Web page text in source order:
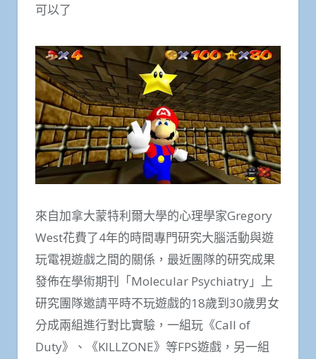
可以了
來自加拿大蒙特利爾大學的心理學家Gregory
West花費了4年的時間專門研究大腦活動與遊
玩電視遊戲之間的關係，最近團隊的研究成果
發佈在學術期刊「Molecular Psychiatry」上
研究團隊邀請平時不玩遊戲的18歲到30歲男女
分成兩組進行對比實驗，一組玩《Call of
Duty》、《KILLZONE》等FPS遊戲，另一組